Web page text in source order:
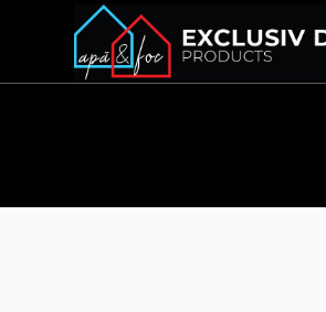
content